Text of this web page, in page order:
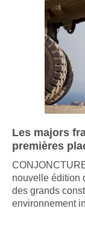
Les majors
premières
nouvelle édition
des grands